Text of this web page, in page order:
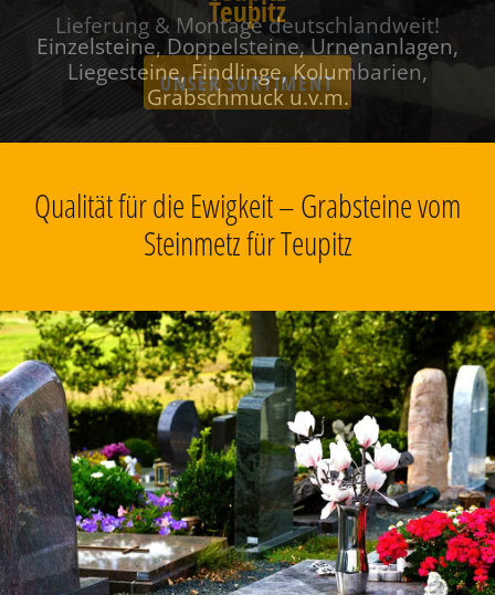
Teupitz
Einzelsteine, Doppelsteine, Urnenanlagen,
Liegesteine, Findlinge, Kolumbarien,
Grabschmuck u.v.m.
Qualität für die Ewigkeit – Grabsteine vom
Steinmetz für Teupitz